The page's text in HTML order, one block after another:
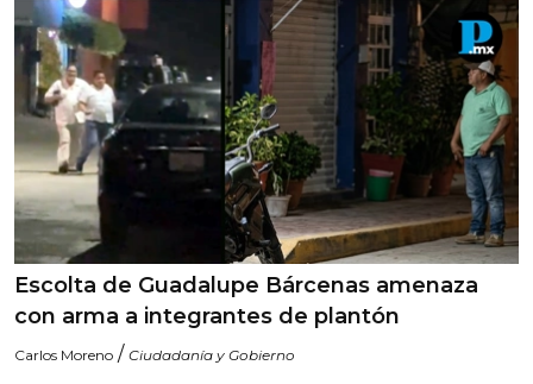
Escolta de Guadalupe Bárcenas amenaza
con arma a integrantes de plantón
Carlos Moreno / Ciudadanía y Gobierno